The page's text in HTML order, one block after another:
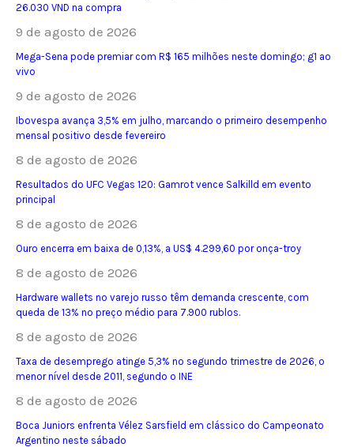
26.030 VND na compra
9 de agosto de 2026
Mega-Sena pode premiar com R$ 165 milhões neste domingo; g1 ao
vivo
9 de agosto de 2026
Ibovespa avança 3,5% em julho, marcando o primeiro desempenho
mensal positivo desde fevereiro
8 de agosto de 2026
Resultados do UFC Vegas 120: Gamrot vence Salkilld em evento
principal
8 de agosto de 2026
Ouro encerra em baixa de 0,13%, a US$ 4.299,60 por onça-troy
8 de agosto de 2026
Hardware wallets no varejo russo têm demanda crescente, com
queda de 13% no preço médio para 7.900 rublos.
8 de agosto de 2026
Taxa de desemprego atinge 5,3% no segundo trimestre de 2026, o
menor nível desde 2011, segundo o INE
8 de agosto de 2026
Boca Juniors enfrenta Vélez Sarsfield em clássico do Campeonato
Argentino neste sábado